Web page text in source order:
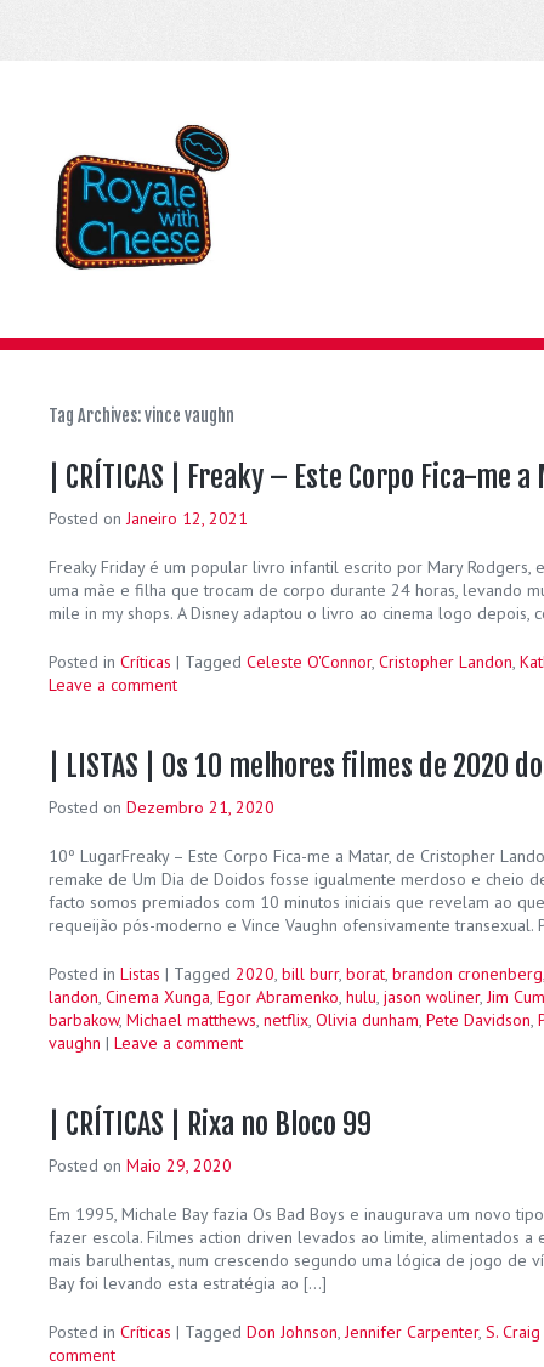
Tag Archives:vince vaughn
| CRÍTICAS | Freaky – Este Corpo Fica-me
Posted onJaneiro 12, 2021
Freaky Friday é um popular livro infantil escrito por Mary Rodgers,
uma mãe e filha que trocam de corpo durante 24 horas, levando
mile in my shops. A Disney adaptou o livro ao cinema logo depois,
Posted in Críticas | Tagged Celeste O'Connor, Cristopher Landon,
Leave a comment
| LISTAS | Os 10 melhores filmes de 2020
Posted on Dezembro 21, 2020
10º LugarFreaky – Este Corpo Fica-me a Matar, de Cristopher
remake de Um Dia de Doidos fosse igualmente merdoso e cheio
facto somos premiados com 10 minutos iniciais que revelam ao
requeijão pós-moderno e Vince Vaughn ofensivamente transexual.
Posted in Listas | Tagged 2020, bill burr, borat, brandon cronenberg
landon, Cinema Xunga, Egor Abramenko, hulu, jason woliner,Jim
barbakow, Michael matthews, netflix, Olivia dunham, Pete Davidson,
vaughn | Leave a comment
| CRÍTICAS | Rixa no Bloco 99
Posted on Maio 29, 2020
Em 1995, Michale Bay fazia Os Bad Boys e inaugurava um novo
fazer escola. Filmes action driven levados ao limite, alimentados a
mais barulhentas, num crescendo segundo uma lógica de jogo de
Bay foi levando esta estratégia ao […]
Posted in Críticas | Tagged Don Johnson,Jennifer Carpenter, S.
comment